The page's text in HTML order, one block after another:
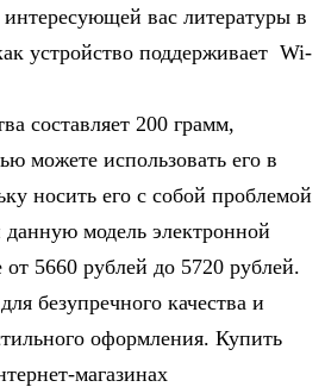
интересующей вас литературы в
устройство поддерживает Wi-
составляет 200 грамм,
можете использовать его в
носить его с собой проблемой
данную модель электронной
5660 рублей до 5720 рублей.
безупречного качества и
оформления. Купить
магазинах